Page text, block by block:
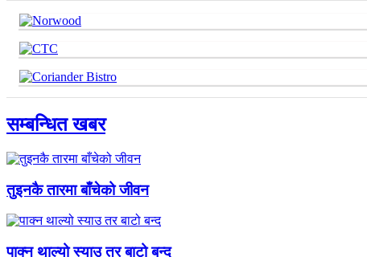
सम्बन्धित खबर
तुइनकै तारमा बाँचेको जीवन
पाक्न थाल्यो स्याउ तर बाटो बन्द